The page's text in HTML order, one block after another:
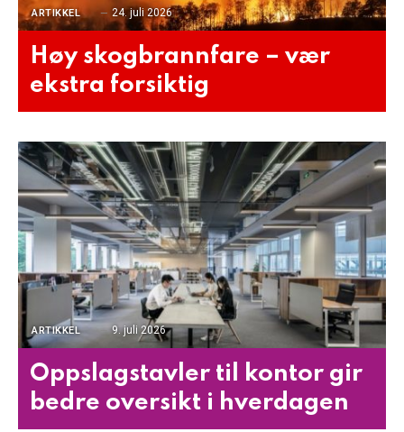
ARTIKKEL 24. juli 2026
Høy skogbrannfare – vær
ekstra forsiktig
ARTIKKEL 9. juli 2026
Oppslagstavler til kontor gir
bedre oversikt i hverdagen